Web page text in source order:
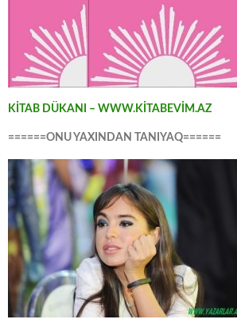
KİTAB DÜKANI – WWW.KİTABEVİM.AZ
======ONU YAXINDAN TANIYAQ======